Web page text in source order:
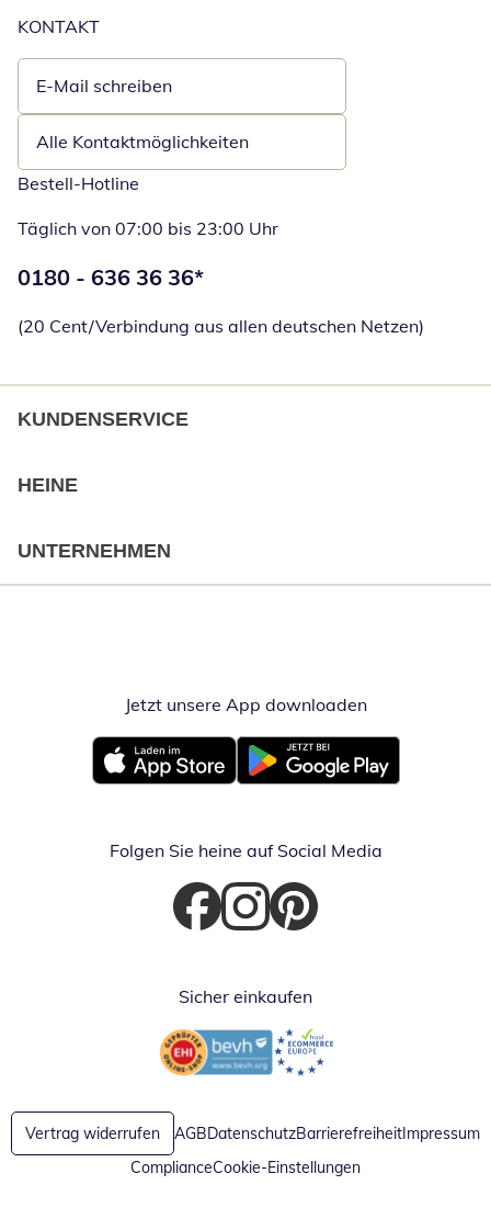
KONTAKT
E-Mail schreiben
Öffnet E-Mail-Client
Alle Kontaktmöglichkeiten
Bestell-Hotline
Täglich von 07:00 bis 23:00 Uhr
Telefonnummer:
0180 - 636 36 36*
(20 Cent/Verbindung aus allen deutschen Netzen)
KUNDENSERVICE
HEINE
UNTERNEHMEN
Jetzt unsere App downloadenÖffnet in
Öffnet in neuem FensterÖffnet in neuem Fenster
Folgen Sie heine auf Social Media
Öffnet in neuem Fenster
Öffnet in neuem Fenster
Öffnet in neuem Fenster
Sicher einkaufen
Öffnet in neuem FensterÖffnet in neuem Fenster
Vertrag widerrufen AGBDatenschutzBarrierefreiheitImpressum
ComplianceCookie-Einstellungen